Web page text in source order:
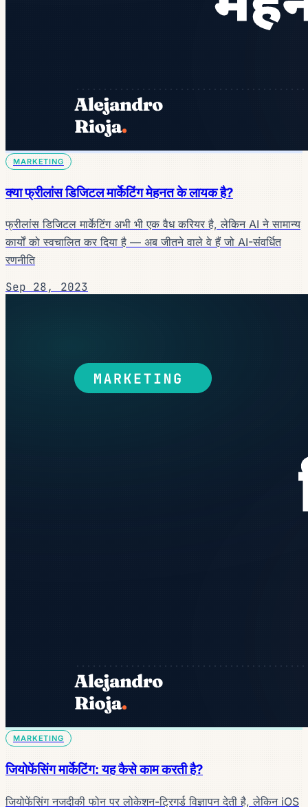
MARKETING
क्या फ्रीलांस डिजिटल मार्केटिंग मेहनत के लायक है?
फ्रीलांस डिजिटल मार्केटिंग अभी भी एक वैध करियर है, लेकिन AI ने सामान्य
कार्यों को स्वचालित कर दिया है — अब जीतने वाले वे हैं जो AI-संवर्धित
रणनीति
Sep 28, 2023
MARKETING
जियोफेंसिंग मार्केटिंग: यह कैसे काम करती है?
जियोफेंसिंग नजदीकी फोन पर लोकेशन-ट्रिगर्ड विज्ञापन देती है, लेकिन iOS